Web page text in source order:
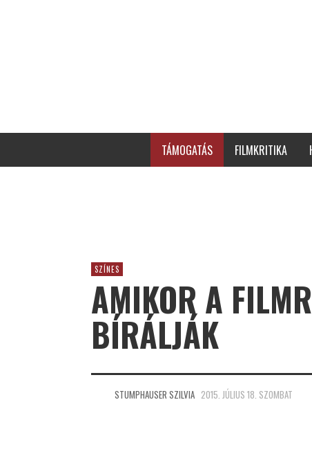
TÁMOGATÁS FILMKRITIKA
SZÍNES
AMIKOR A
BÍRÁLJÁK
STUMPHAUSER SZILVIA 2015. JÚLIUS 18. SZOMBAT